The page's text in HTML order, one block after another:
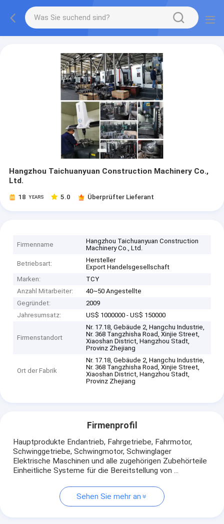
Hangzhou Taichuanyuan Construction Machinery Co.,
Ltd.
18 YEARS 5.0 Überprüfter Lieferant
Firmenname
Hangzhou Taichuanyuan Construction
Machinery Co., Ltd.
Betriebsart:
Hersteller
Export Handelsgesellschaft
Marken:
TCY
Anzahl Mitarbeiter:
40~50 Angestellte
Gegründet:
2009
Jahresumsatz:
US$ 1000000 - US$ 150000
Firmenstandort
Nr. 17.18, Gebäude 2, Hangchu Industrie,
Nr. 368 Tangzhisha Road, Xinjie Street,
Xiaoshan District, Hangzhou Stadt,
Provinz Zhejiang
Ort der Fabrik
Nr. 17.18, Gebäude 2, Hangchu Industrie,
Nr. 368 Tangzhisha Road, Xinjie Street,
Xiaoshan District, Hangzhou Stadt,
Provinz Zhejiang
Firmenprofil
Hauptprodukte Endantrieb, Fahrgetriebe, Fahrmotor,
Schwinggetriebe, Schwingmotor, Schwinglager
Elektrische Maschinen und alle zugehörigen Zubehörteile
Einheitliche Systeme für die Bereitstellung von ...
Sehen Sie mehr an